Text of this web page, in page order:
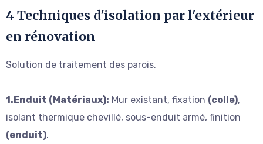
4 Techniques d'isolation par l'extérieur
en rénovation
Solution de traitement des parois.
1.Enduit (Matériaux): Mur existant, fixation (colle),
isolant thermique chevillé, sous-enduit armé, finition
(enduit).